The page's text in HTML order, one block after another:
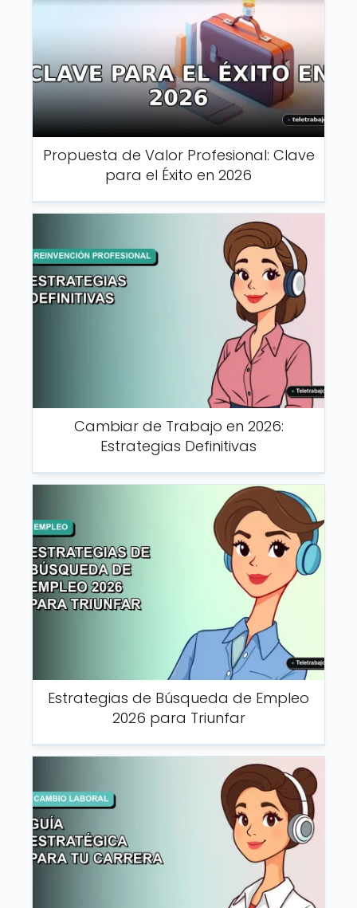
Propuesta de Valor Profesional: Clave
para el Éxito en 2026
Cambiar de Trabajo en 2026:
Estrategias Definitivas
Estrategias de Búsqueda de Empleo
2026 para Triunfar